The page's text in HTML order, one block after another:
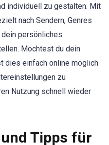
individuell zu gestalten. Mit
nach Sendern, Genres
persönliches
Möchtest du dein
dies einfach online möglich
zu
Nutzung schnell wieder
Tipps für